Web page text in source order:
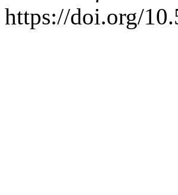
https://doi.org/